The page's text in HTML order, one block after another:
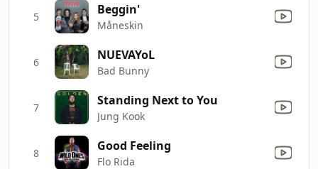
5 Beggin'
Måneskin
6 NUEVAYoL
Bad Bunny
7 Standing Next to You
Jung Kook
8 Good Feeling
Flo Rida